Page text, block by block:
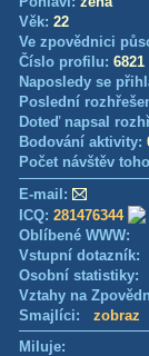
Věk: 22
Ve zpovědnici
Číslo profilu: 6821
Naposledy se
Poslední
Doteď napsal
Bodování aktivity:
Počet návštěv
E-mail:
ICQ: 281476344
Oblíbené WWW:
Vstupní
Osobní
Vztahy na
Smajlíci: zobraz
Miluje: